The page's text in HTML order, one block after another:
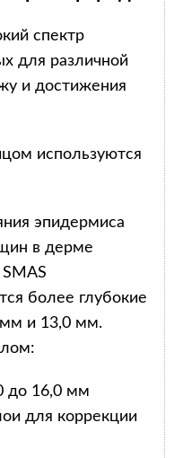
спектр
для различной
и достижения
используются
эпидермиса
в дерме
более глубокие
мм и 13,0 мм.
до 16,0 мм
для коррекции